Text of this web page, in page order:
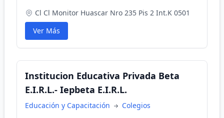
Cl Cl Monitor Huascar Nro 235 Pis 2 Int.K 0501
Ver Más
Institucion Educativa Privada Beta
E.I.R.L.- Iepbeta E.I.R.L.
Educación y Capacitación
Colegios